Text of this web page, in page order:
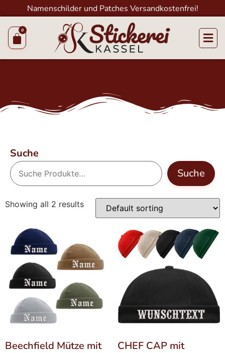
Namenschilder und Patches Versandkostenfrei!
Suche
Suche
Showing all 2 results
Beechfield Mütze mit
CHEF CAP mit